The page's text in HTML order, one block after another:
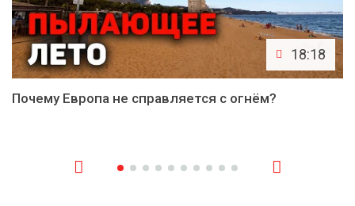
18:18
Почему Европа не справляется с огнём?